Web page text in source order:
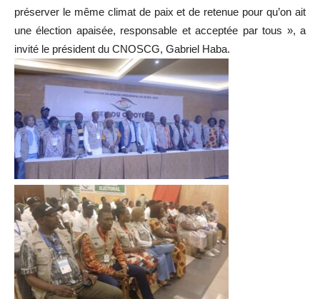
préserver le même climat de paix et de retenue pour qu’on ait
une élection apaisée, responsable et acceptée par tous », a
invité le président du CNOSCG, Gabriel Haba.